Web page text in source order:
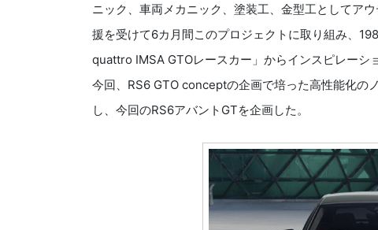
ニック、車両メカニック、塗装工、金型工としてア
援を受けて6カ月間このプロジェクトに取り組み、
quattro IMSA GTOレースカー」からインスピレー
今回、RS6 GTO conceptの企画で培った高性能化の
し、今回のRS6アバントGTを企画した。